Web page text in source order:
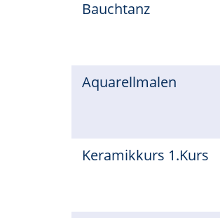
Bauchtanz
Aquarellmalen
Keramikkurs 1.Kurs